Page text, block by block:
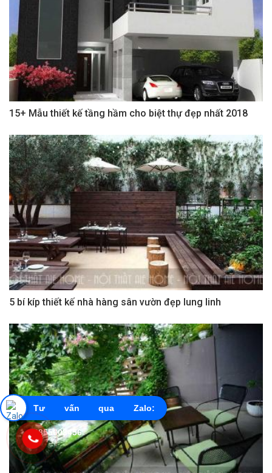
15+ Mẫu thiết kế tầng hầm cho biệt thự đẹp nhất 2018
5 bí kíp thiết kế nhà hàng sân vườn đẹp lung linh
Tư vấn qua Zalo:
0855603456